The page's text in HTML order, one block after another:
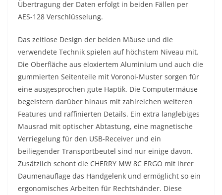
Übertragung der Daten erfolgt in beiden Fällen per
AES-128 Verschlüsselung.
Das zeitlose Design der beiden Mäuse und die
verwendete Technik spielen auf höchstem Niveau mit.
Die Oberfläche aus eloxiertem Aluminium und auch die
gummierten Seitenteile mit Voronoi-Muster sorgen für
eine ausgesprochen gute Haptik. Die Computermäuse
begeistern darüber hinaus mit zahlreichen weiteren
Features und raffinierten Details. Ein extra langlebiges
Mausrad mit optischer Abtastung, eine magnetische
Verriegelung für den USB-Receiver und ein
beiliegender Transportbeutel sind nur einige davon.
Zusätzlich schont die CHERRY MW 8C ERGO mit ihrer
Daumenauflage das Handgelenk und ermöglicht so ein
ergonomisches Arbeiten für Rechtshänder. Diese